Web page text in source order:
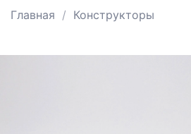
Главная Конструкторы